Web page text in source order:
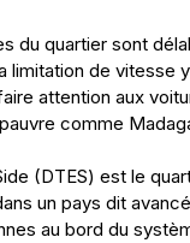
du quartier sont
limitation de vitesse
attention aux
comme
(DTES) est le
un pays dit
au bord du